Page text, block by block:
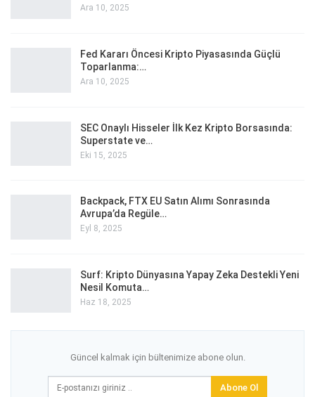
Ara 10, 2025
Fed Kararı Öncesi Kripto Piyasasında Güçlü
Toparlanma:…
Ara 10, 2025
SEC Onaylı Hisseler İlk Kez Kripto Borsasında:
Superstate ve…
Eki 15, 2025
Backpack, FTX EU Satın Alımı Sonrasında
Avrupa’da Regüle…
Eyl 8, 2025
Surf: Kripto Dünyasına Yapay Zeka Destekli Yeni
Nesil Komuta…
Haz 18, 2025
Güncel kalmak için bültenimize abone olun.
Abone Ol